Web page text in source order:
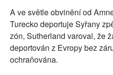
A ve světle obvinění od
Turecko deportuje Syřany
zón, Sutherland varoval, že
deportován z Evropy bez
ochraňována.